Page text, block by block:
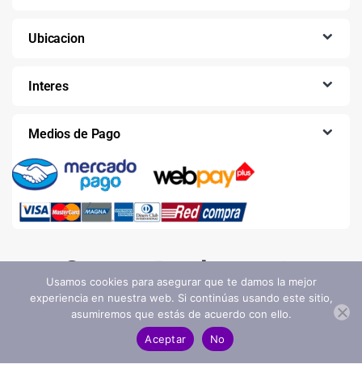
Ubicacion
Interes
Medios de Pago
Usamos cookies para asegurar que te damos la mejor
experiencia en nuestra web. Si continúas usando este sitio,
asumiremos que estás de acuerdo con ello.
Aceptar
No